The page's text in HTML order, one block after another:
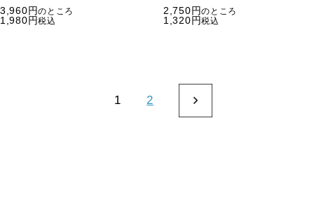
3,960
のところ
1,980 税込
2,750
のところ
1,320 税込
1 2